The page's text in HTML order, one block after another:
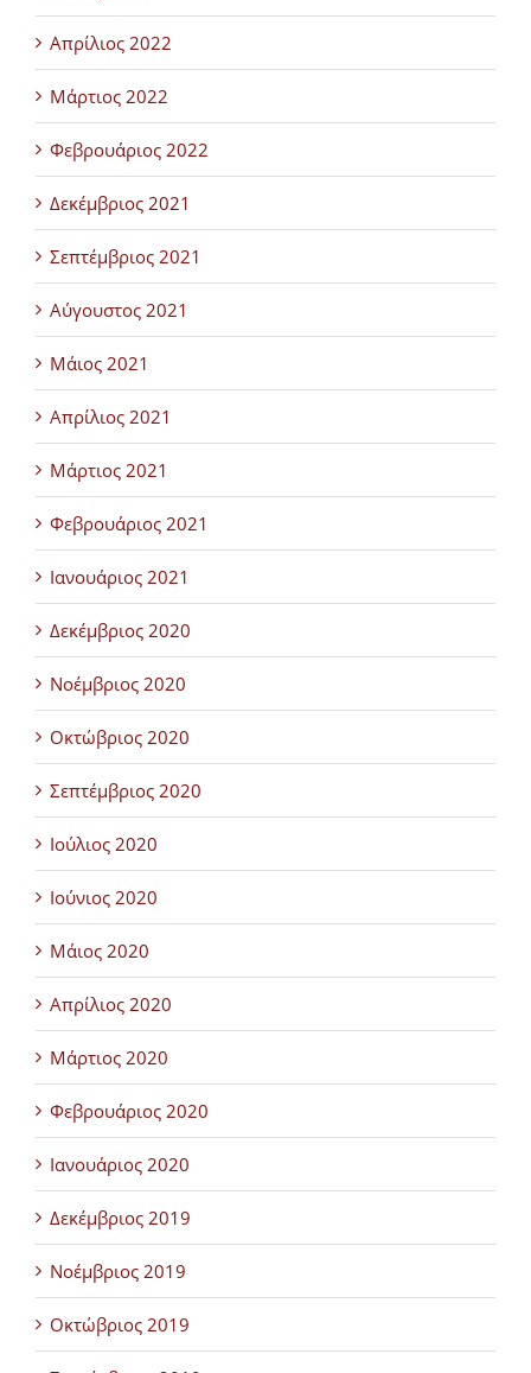
Απρίλιος 2022
Μάρτιος 2022
Φεβρουάριος 2022
Δεκέμβριος 2021
Σεπτέμβριος 2021
Αύγουστος 2021
Μάιος 2021
Απρίλιος 2021
Μάρτιος 2021
Φεβρουάριος 2021
Ιανουάριος 2021
Δεκέμβριος 2020
Νοέμβριος 2020
Οκτώβριος 2020
Σεπτέμβριος 2020
Ιούλιος 2020
Ιούνιος 2020
Μάιος 2020
Απρίλιος 2020
Μάρτιος 2020
Φεβρουάριος 2020
Ιανουάριος 2020
Δεκέμβριος 2019
Νοέμβριος 2019
Οκτώβριος 2019